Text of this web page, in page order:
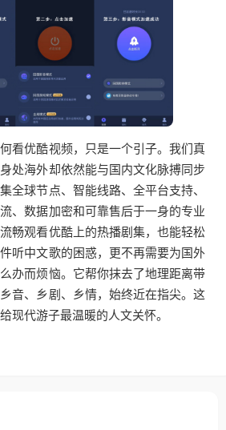
看优酷视频，只是一个引子。我们真
处海外却依然能与国内文化脉搏同步
全球节点、智能线路、全平台支持、
、数据加密和可靠售后于一身的专业
畅观看优酷上的热播剧集，也能轻松
听中文歌的困惑，更不再需要为国外
办而烦恼。它帮你抹去了地理距离带
音、乡剧、乡情，始终近在指尖。这
现代游子最温暖的人文关怀。